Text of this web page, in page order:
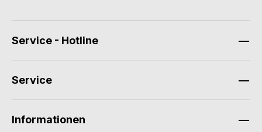
Service - Hotline
Service
Informationen